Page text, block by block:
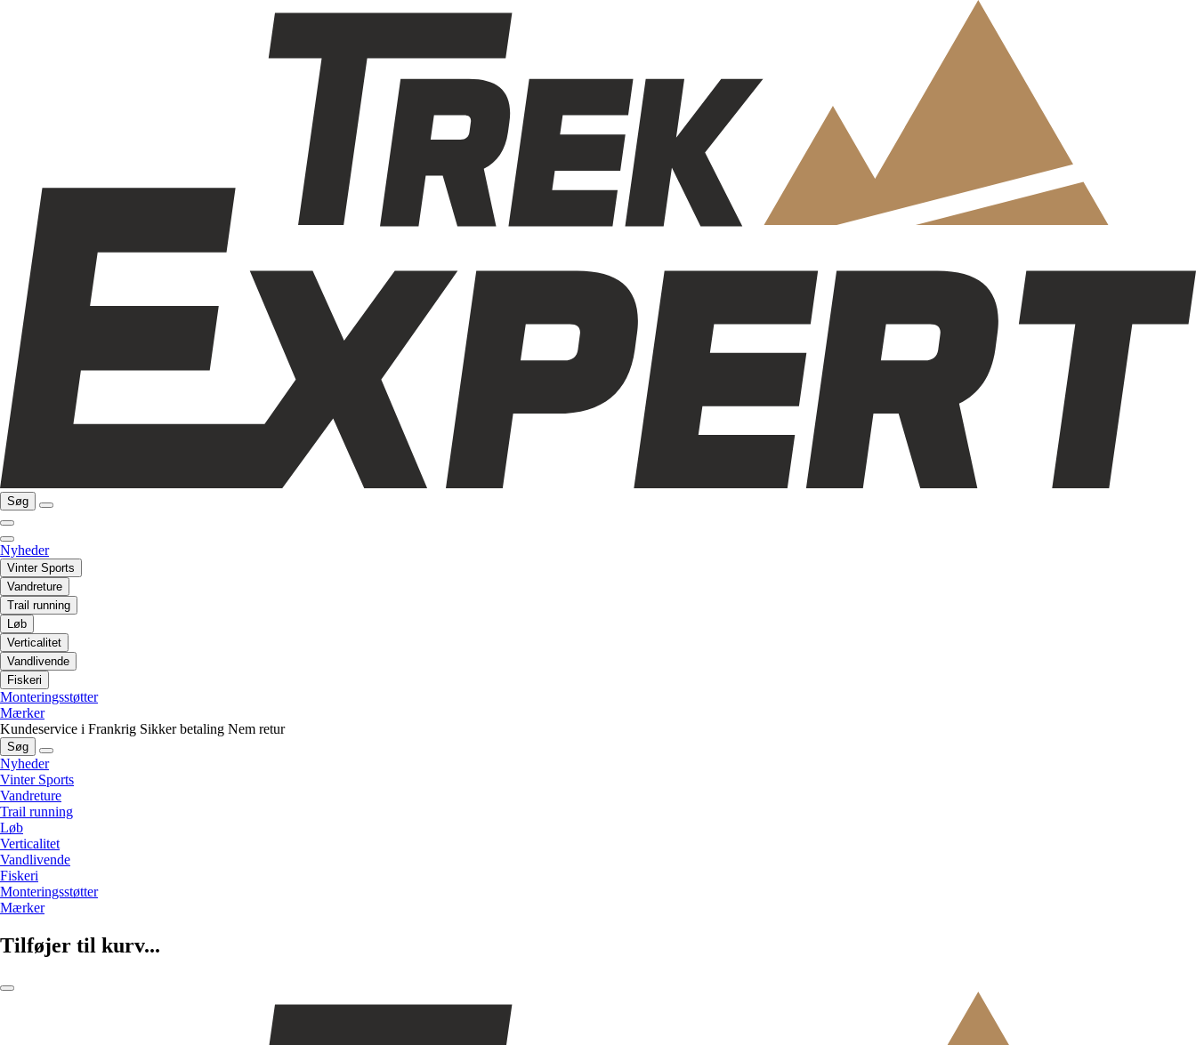
Søg
Nyheder
Vinter Sports
Vandreture
Trail running
Løb
Verticalitet
Vandlivende
Fiskeri
Monteringsstøtter
Mærker
Kundeservice i Frankrig Sikker betaling Nem retur
Søg
Nyheder
Vinter Sports
Vandreture
Trail running
Løb
Verticalitet
Vandlivende
Fiskeri
Monteringsstøtter
Mærker
Tilføjer til kurv...